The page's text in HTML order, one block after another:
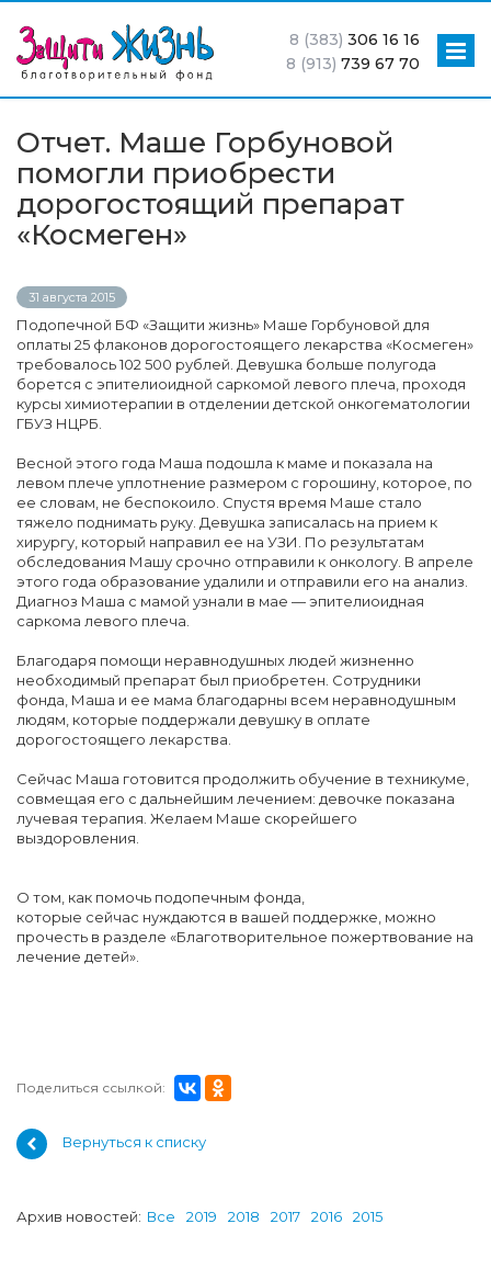
8 (383) 306 16 16
8 (913) 739 67 70
Отчет. Маше Горбуновой
помогли приобрести
дорогостоящий препарат
«Космеген»
31 августа 2015
Подопечной БФ «Защити жизнь» Маше Горбуновой для
оплаты 25 флаконов дорогостоящего лекарства «Космеген»
требовалось 102 500 рублей. Девушка больше полугода
борется с эпителиоидной саркомой левого плеча, проходя
курсы химиотерапии в отделении детской онкогематологии
ГБУЗ НЦРБ.
Весной этого года Маша подошла к маме и показала на
левом плече уплотнение размером с горошину, которое, по
ее словам, не беспокоило. Спустя время Маше стало
тяжело поднимать руку. Девушка записалась на прием к
хирургу, который направил ее на УЗИ. По результатам
обследования Машу срочно отправили к онкологу. В апреле
этого года образование удалили и отправили его на анализ.
Диагноз Маша с мамой узнали в мае — эпителиоидная
саркома левого плеча.
Благодаря помощи неравнодушных людей жизненно
необходимый препарат был приобретен. Сотрудники
фонда, Маша и ее мама благодарны всем неравнодушным
людям, которые поддержали девушку в оплате
дорогостоящего лекарства.
Сейчас Маша готовится продолжить обучение в техникуме,
совмещая его с дальнейшим лечением: девочке показана
лучевая терапия. Желаем Маше скорейшего
выздоровления.
О том, как помочь подопечным фонда,
которые сейчас нуждаются в вашей поддержке, можно
прочесть в разделе «Благотворительное пожертвование на
лечение детей».
Поделиться ссылкой:
Вернуться к списку
Архив новостей: Все 2019 2018 2017 2016 2015